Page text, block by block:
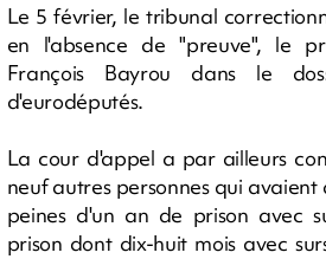
Le 5 février, le tribunal
en l'absence de "preuve", le
François Bayrou dans le
d'eurodéputés.
La cour d'appel a par ailleurs
neuf autres personnes qui
peines d'un an de prison avec
prison dont dix-huit mois avec